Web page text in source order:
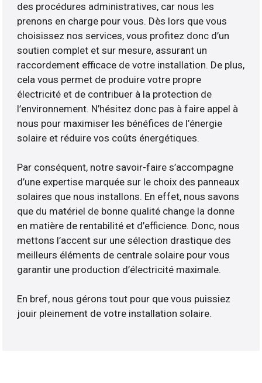
des procédures administratives, car nous les
prenons en charge pour vous. Dès lors que vous
choisissez nos services, vous profitez donc d’un
soutien complet et sur mesure, assurant un
raccordement efficace de votre installation. De plus,
cela vous permet de produire votre propre
électricité et de contribuer à la protection de
l’environnement. N’hésitez donc pas à faire appel à
nous pour maximiser les bénéfices de l’énergie
solaire et réduire vos coûts énergétiques.
Par conséquent, notre savoir-faire s’accompagne
d’une expertise marquée sur le choix des panneaux
solaires que nous installons. En effet, nous savons
que du matériel de bonne qualité change la donne
en matière de rentabilité et d’efficience. Donc, nous
mettons l’accent sur une sélection drastique des
meilleurs éléments de centrale solaire pour vous
garantir une production d’électricité maximale.
En bref, nous gérons tout pour que vous puissiez
jouir pleinement de votre installation solaire.